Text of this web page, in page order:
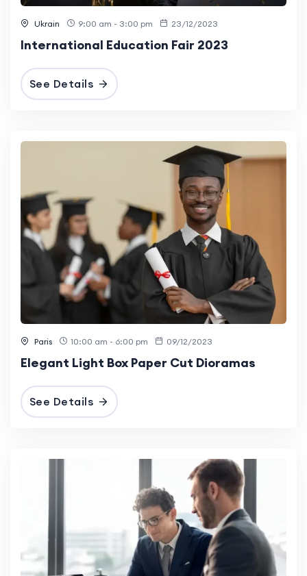
Ukrain 9:00 am - 3:00 pm 23/12/2023
International Education Fair 2023
See Details
Paris 10:00 am - 6:00 pm 09/12/2023
Elegant Light Box Paper Cut Dioramas
See Details